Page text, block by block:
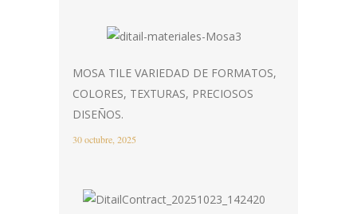
MOSA TILE VARIEDAD DE FORMATOS,
COLORES, TEXTURAS, PRECIOSOS
DISEÑOS.
30 octubre, 2025